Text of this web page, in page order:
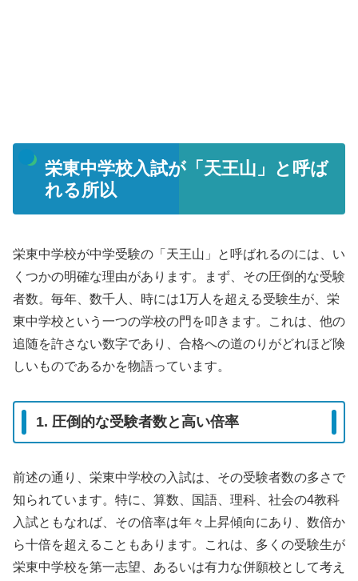
栄東中学校入試が「天王山」と呼ば
れる所以
栄東中学校が中学受験の「天王山」と呼ばれるのには、い
くつかの明確な理由があります。まず、その圧倒的な受験
者数。毎年、数千人、時には1万人を超える受験生が、栄
東中学校という一つの学校の門を叩きます。これは、他の
追随を許さない数字であり、合格への道のりがどれほど険
しいものであるかを物語っています。
1. 圧倒的な受験者数と高い倍率
前述の通り、栄東中学校の入試は、その受験者数の多さで
知られています。特に、算数、国語、理科、社会の4教科
入試ともなれば、その倍率は年々上昇傾向にあり、数倍か
ら十倍を超えることもあります。これは、多くの受験生が
栄東中学校を第一志望、あるいは有力な併願校として考え